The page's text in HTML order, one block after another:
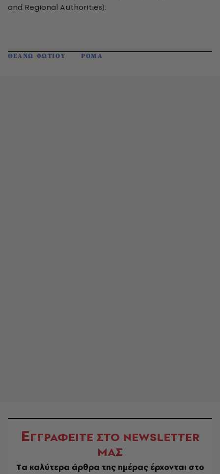
and Regional Authorities).
ΘΕΑΝΩ ΦΩΤΙΟΥ ΡΟΜΑ
ΕΓΓΡΑΦΕΙΤΕ ΣΤΟ NEWSLETTER
ΜΑΣ
Tα καλύτερα άρθρα της ημέρας έρχονται στο